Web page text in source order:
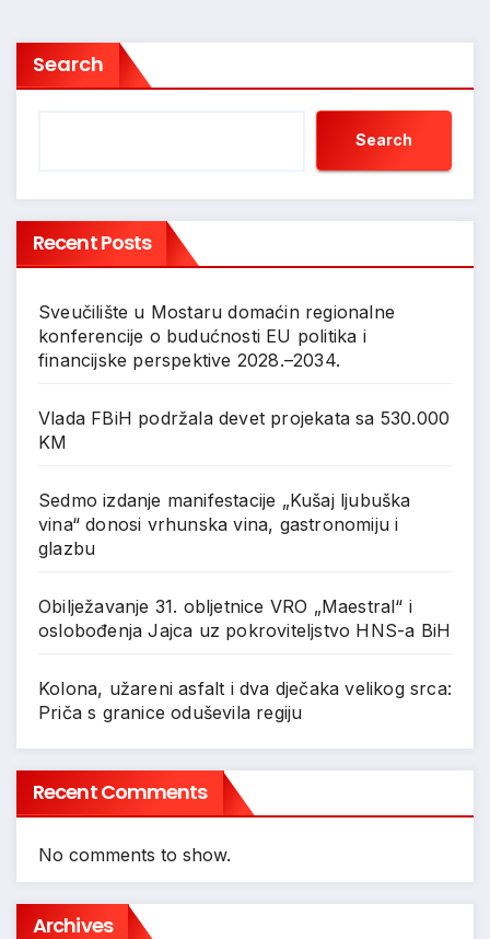
Search
Search
Recent Posts
Sveučilište u Mostaru domaćin regionalne
konferencije o budućnosti EU politika i
financijske perspektive 2028.–2034.
Vlada FBiH podržala devet projekata sa 530.000
KM
Sedmo izdanje manifestacije „Kušaj ljubuška
vina“ donosi vrhunska vina, gastronomiju i
glazbu
Obilježavanje 31. obljetnice VRO „Maestral“ i
oslobođenja Jajca uz pokroviteljstvo HNS-a BiH
Kolona, užareni asfalt i dva dječaka velikog srca:
Priča s granice oduševila regiju
Recent Comments
No comments to show.
Archives